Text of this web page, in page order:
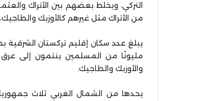
التركي، ويخلط بعضهم بين الأتراك
من الأتراك مثل غيرهم كالأوزبك
مليونًا من المسلمين ينتمون إلى عرق
والأوزبك والطاجيك.
يحدها من الشمال الغربي ثلاث